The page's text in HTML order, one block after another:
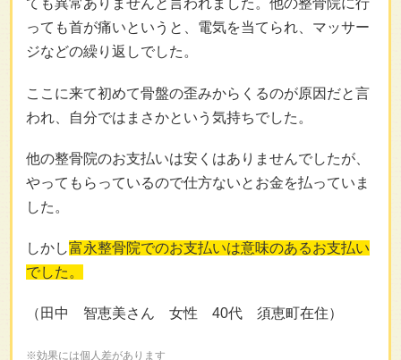
ても異常ありませんと言われました。他の整骨院に行
っても首が痛いというと、電気を当てられ、マッサー
ジなどの繰り返しでした。
ここに来て初めて骨盤の歪みからくるのが原因だと言
われ、自分ではまさかという気持ちでした。
他の整骨院のお支払いは安くはありませんでしたが、
やってもらっているので仕方ないとお金を払っていま
した。
しかし富永整骨院でのお支払いは意味のあるお支払い
でした。
（田中 智恵美さん 女性 40代 須恵町在住）
※効果には個人差があります